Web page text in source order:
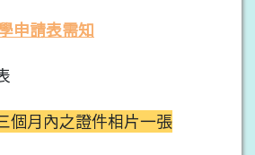
申請表需知
個月內之證件相片一張